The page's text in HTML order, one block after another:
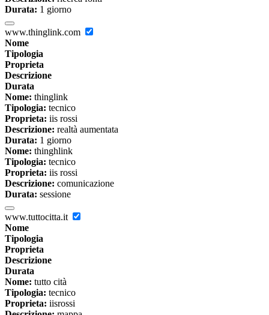
Durata: 1 giorno
www.thinglink.com
Nome
Tipologia
Proprieta
Descrizione
Durata
Nome: thinglink
Tipologia: tecnico
Proprieta: iis rossi
Descrizione: realtà aumentata
Durata: 1 giorno
Nome: thinghlink
Tipologia: tecnico
Proprieta: iis rossi
Descrizione: comunicazione
Durata: sessione
www.tuttocitta.it
Nome
Tipologia
Proprieta
Descrizione
Durata
Nome: tutto cità
Tipologia: tecnico
Proprieta: iisrossi